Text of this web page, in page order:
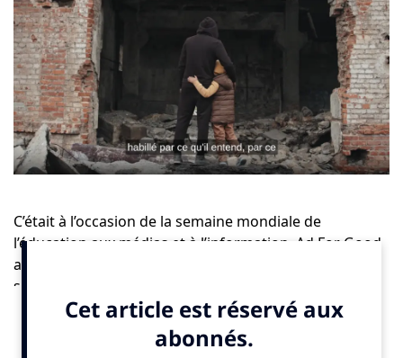
C’était à l’occasion de la semaine mondiale de
l’éducation aux médias et à l’information. Ad For Good
a dévoilé une nouvelle campagne vidéo destiné au
secteur des médias et de la publicité. Objectif : les
inciter à repenser sa manière de communiquer.
Une action qui s’inscrit dans la mission de ce label qui